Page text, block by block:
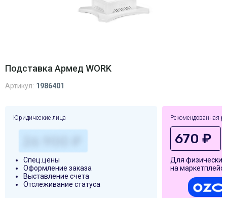
Подставка Армед WORK
Артикул: 1986401
Юридические лица
Спец.цены
Оформление заказа
Выставление счета
Отслеживание статуса
Рекомендованная
670 ₽
Для
на